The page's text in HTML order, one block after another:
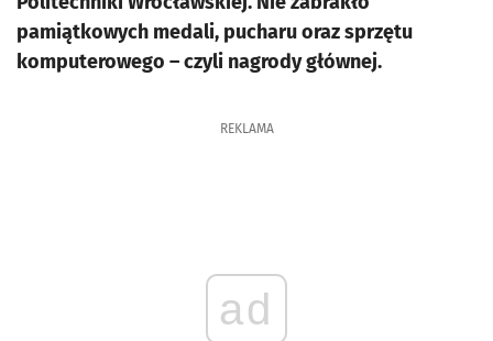
pamiątkowych medali, pucharu oraz sprzętu
komputerowego – czyli nagrody głównej.
REKLAMA
ad